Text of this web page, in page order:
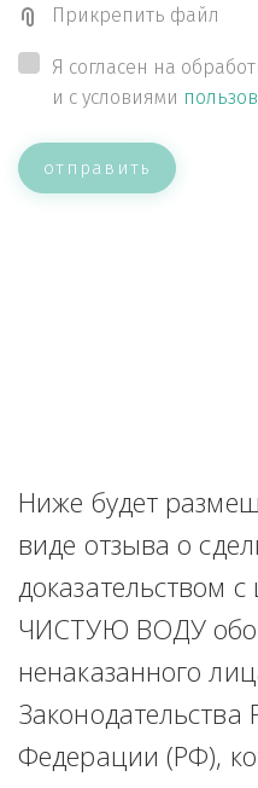
Прикрепить файл
Я согласен на
и с условиями
отправить
Ниже будет
виде отзыва о
доказательством
ЧИСТУЮ ВОДУ
ненаказанного
Законодательства
Федерации (РФ),